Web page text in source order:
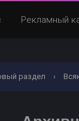
Рекламный
раздел ›